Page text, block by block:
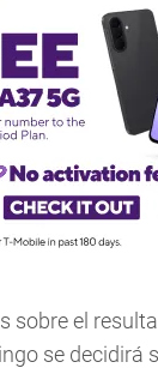
sobre el
se decidirá